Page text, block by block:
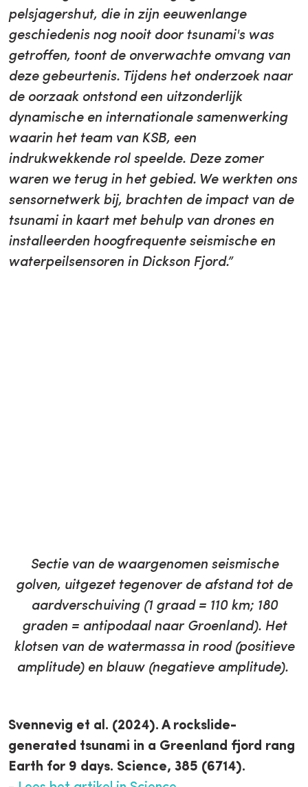
pelsjagershut, die in zijn eeuwenlange
geschiedenis nog nooit door tsunami's was
getroffen, toont de onverwachte omvang van
deze gebeurtenis. Tijdens het onderzoek naar
de oorzaak ontstond een uitzonderlijk
dynamische en internationale samenwerking
waarin het team van KSB, een
indrukwekkende rol speelde. Deze zomer
waren we terug in het gebied. We werkten ons
sensornetwerk bij, brachten de impact van de
tsunami in kaart met behulp van drones en
installeerden hoogfrequente seismische en
waterpeilsensoren in Dickson Fjord.”
Sectie van de waargenomen seismische
golven, uitgezet tegenover de afstand tot de
aardverschuiving (1 graad = 110 km; 180
graden = antipodaal naar Groenland). Het
klotsen van de watermassa in rood (positieve
amplitude) en blauw (negatieve amplitude).
Svennevig et al. (2024). A rockslide-
generated tsunami in a Greenland fjord rang
Earth for 9 days. Science, 385 (6714).